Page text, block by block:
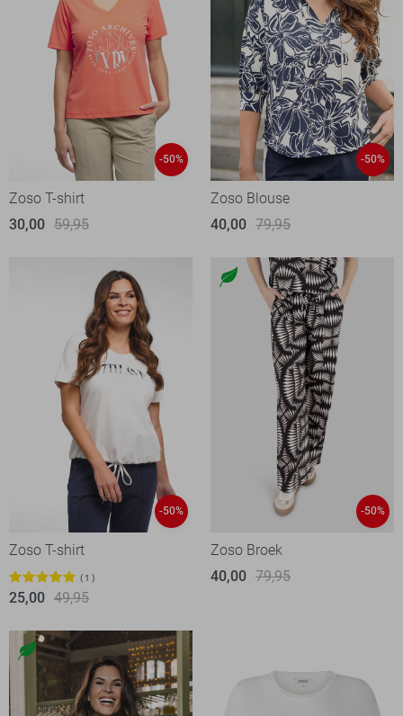
-50%
Zoso T-shirt
30,00 59,95
-50%
Zoso Blouse
40,00 79,95
-50%
Zoso T-shirt
1
25,00 49,95
-50%
Zoso Broek
40,00 79,95